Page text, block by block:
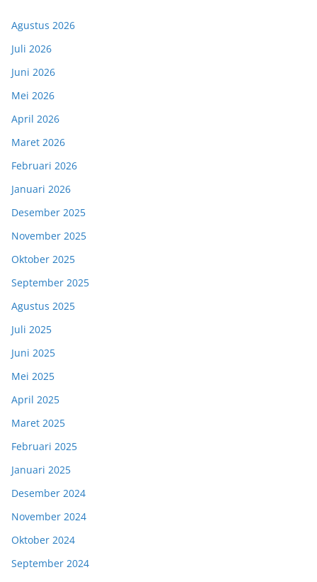
Agustus 2026
Juli 2026
Juni 2026
Mei 2026
April 2026
Maret 2026
Februari 2026
Januari 2026
Desember 2025
November 2025
Oktober 2025
September 2025
Agustus 2025
Juli 2025
Juni 2025
Mei 2025
April 2025
Maret 2025
Februari 2025
Januari 2025
Desember 2024
November 2024
Oktober 2024
September 2024